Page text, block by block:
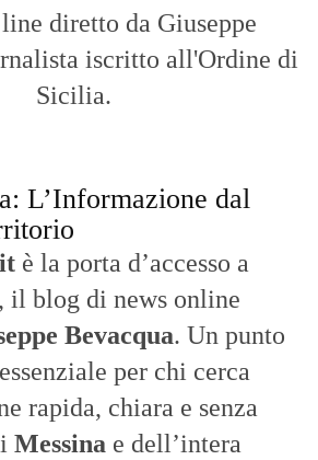
diretto da Giuseppe
iscritto all'Ordine di
Sicilia.
L’Informazione dal
è la porta d’accesso a
, il blog di news online
Bevacqua. Un punto
per chi cerca
rapida, chiara e senza
Messina e dell’intera